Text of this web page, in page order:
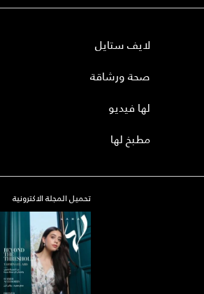
لايف ستايل
صحة ورشاقة
لها فيديو
مطبخ لها
تحميل المجلة الاكترونية